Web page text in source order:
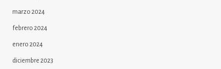
marzo 2024
febrero 2024
enero 2024
diciembre 2023